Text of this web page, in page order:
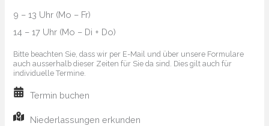
9 – 13 Uhr (Mo – Fr)
14 – 17 Uhr (Mo – Di + Do)
Bitte beachten Sie, dass wir per E-Mail und über unsere Formulare
auch ausserhalb dieser Zeiten für Sie da sind. Dies gilt auch für
individuelle Termine.
Termin buchen
Niederlassungen erkunden